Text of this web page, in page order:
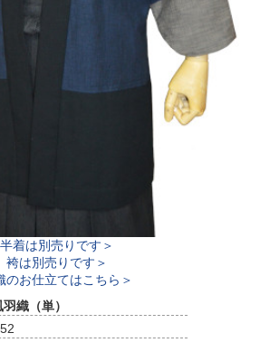
半着は別売りです＞
袴は別売りです＞
のお仕立てはこちら＞
織（単）